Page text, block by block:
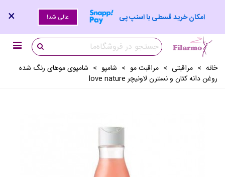
امکان خرید قسطی با اسنپ پی عالی شد! ×
خانه > مراقبتی > مراقبت مو > شامپو > شامپوی موهای رنگ شده
روغن دانه کتان و نسترن لاونیچر love nature